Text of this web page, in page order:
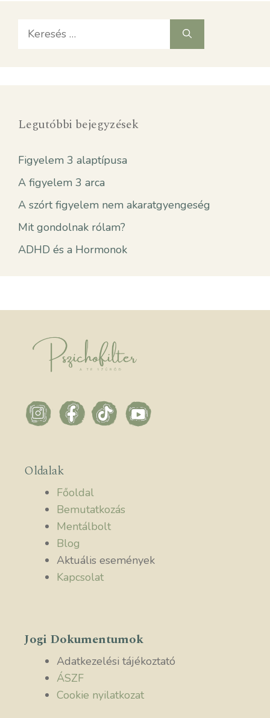
Keresés:
Legutóbbi bejegyzések
Figyelem 3 alaptípusa
A figyelem 3 arca
A szórt figyelem nem akaratgyengeség
Mit gondolnak rólam?
ADHD és a Hormonok
Oldalak
Főoldal
Bemutatkozás
Mentálbolt
Blog
Aktuális események
Kapcsolat
Jogi Dokumentumok
Adatkezelési tájékoztató
ÁSZF
Cookie nyilatkozat